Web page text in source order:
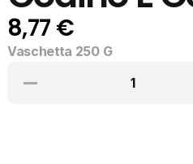
8,77 €
Vaschetta 250 G
1